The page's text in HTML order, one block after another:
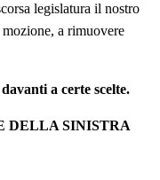
legislatura il nostro
a rimuovere
a certe scelte.
DELLA SINISTRA